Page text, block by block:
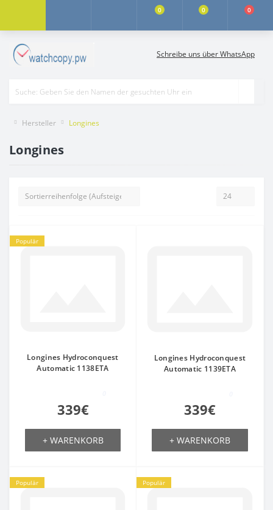
0 0 0
Schreibe uns über WhatsApp
Hersteller Longines
Longines
Populär
Longines Hydroconquest
Automatic 1138ETA
339€
+ WARENKORB
Longines Hydroconquest
Automatic 1139ETA
339€
+ WARENKORB
Populär Populär